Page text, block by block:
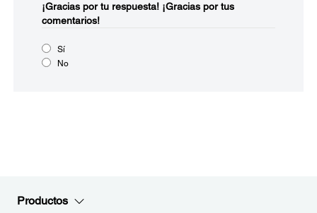
¡Gracias por tu respuesta! ¡Gracias por tus
comentarios!
Sí
No
Productos